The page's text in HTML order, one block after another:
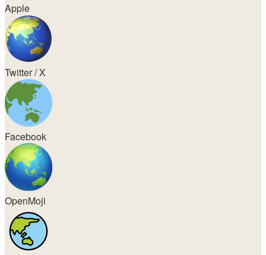
Apple
Twitter / X
Facebook
OpenMoji